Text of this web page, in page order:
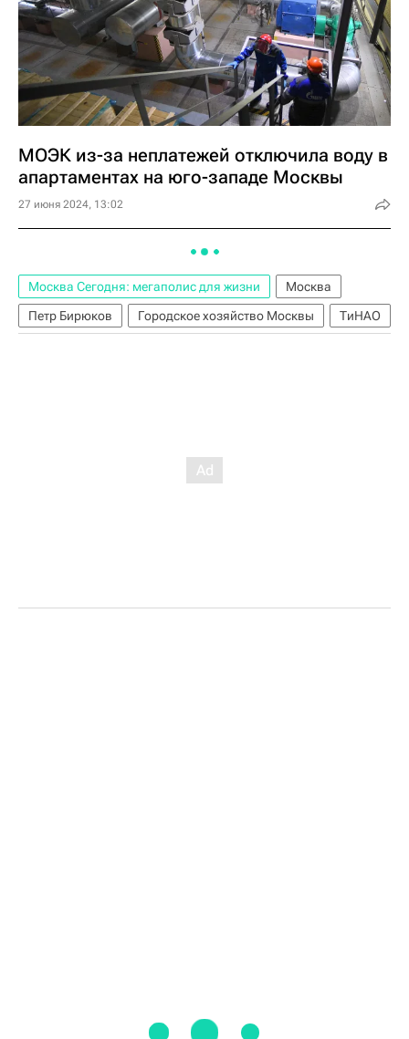
МОЭК из-за неплатежей отключила воду в
апартаментах на юго-западе Москвы
27 июня 2024, 13:02
Москва Сегодня: мегаполис для жизни
Москва
Петр Бирюков
Городское хозяйство Москвы ТиНАО